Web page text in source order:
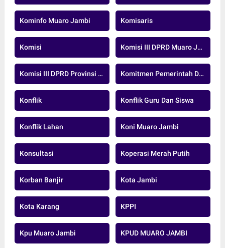
Kominfo Muaro Jambi Komisaris
Komisi Komisi III DPRD Muaro Jambi
Komisi III DPRD Provinsi Jambi Komitmen Pemerintah Daerah
Konflik Konflik Guru Dan Siswa
Konflik Lahan Koni Muaro Jambi
Konsultasi Koperasi Merah Putih
Korban Banjir Kota Jambi
Kota Karang KPPI
Kpu Muaro Jambi KPUD MUARO JAMBI